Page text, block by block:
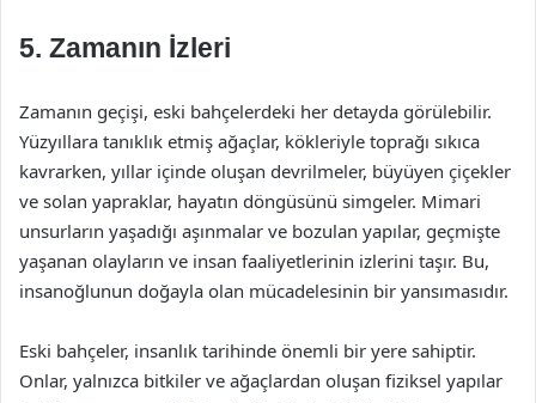
5. Zamanın İzleri
Zamanın geçişi, eski bahçelerdeki her detayda görülebilir.
Yüzyıllara tanıklık etmiş ağaçlar, kökleriyle toprağı sıkıca
kavrarken, yıllar içinde oluşan devrilmeler, büyüyen çiçekler
ve solan yapraklar, hayatın döngüsünü simgeler. Mimari
unsurların yaşadığı aşınmalar ve bozulan yapılar, geçmişte
yaşanan olayların ve insan faaliyetlerinin izlerini taşır. Bu,
insanoğlunun doğayla olan mücadelesinin bir yansımasıdır.
Eski bahçeler, insanlık tarihinde önemli bir yere sahiptir.
Onlar, yalnızca bitkiler ve ağaçlardan oluşan fiziksel yapılar